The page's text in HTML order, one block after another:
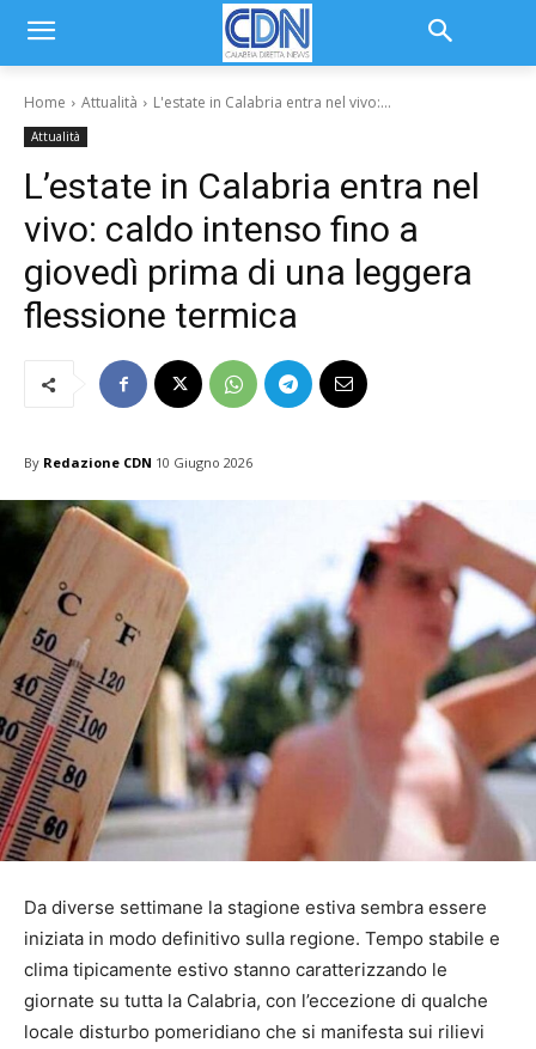
Home Attualità L'estate in Calabria entra nel vivo:...
Attualità
L’estate in Calabria entra nel
vivo: caldo intenso fino a
giovedì prima di una leggera
flessione termica
By Redazione CDN 10 Giugno 2026
Da diverse settimane la stagione estiva sembra essere
iniziata in modo definitivo sulla regione. Tempo stabile e
clima tipicamente estivo stanno caratterizzando le
giornate su tutta la Calabria, con l’eccezione di qualche
locale disturbo pomeridiano che si manifesta sui rilievi